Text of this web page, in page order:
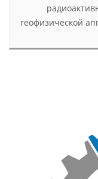
специалистами
проходят
геофизической
коллективом. За